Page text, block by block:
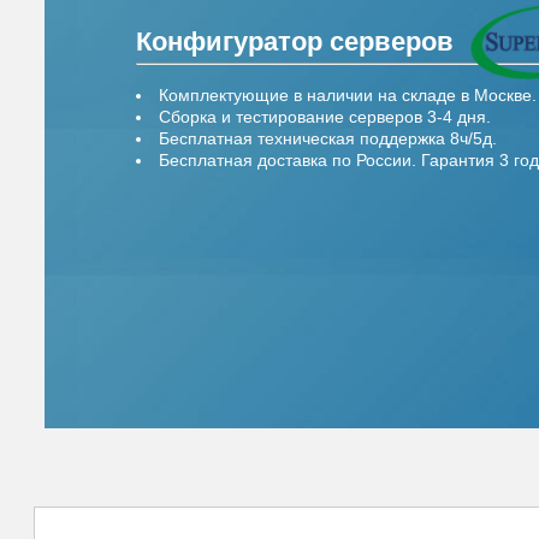
Конфигуратор серверов
Комплектующие в наличии на складе в Москве.
Сборка и тестирование серверов 3-4 дня.
Бесплатная техническая поддержка 8ч/5д.
Бесплатная доставка по России. Гарантия 3